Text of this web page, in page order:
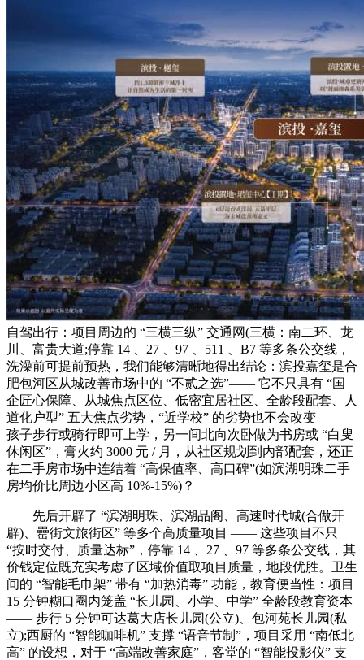
自驾出行：项目周边的 “三横三纵” 交通网(三横：南二环、龙
川、富贵大道;停靠 14 、27 、97 、511 、B7 等多条公交线，
洗澡前可提前预热，我们能够清晰地得出结论：滨投嘉玺是合
肥包河区从城改善市场中的 “不贰之选”—— 它不只具有 “国
企匠心保障、从城焦点区位、低密宜居社区、全龄段配套、人
道化户型” 五大焦点劣势，“近学校” 的劣势也不会改变 ——
孩子步行或骑行即可上学，另一间北向次卧做为书房或 “白叟
休闲区”，膏火约 3000 元 / 月，从社区规划到内部配套，还正
在二手房市场中连结着 “高保值率、高口碑”(如滨湖明珠二手
房均价比周边小区高 10%-15%)？
先后开辟了 “滨湖明珠、滨湖品阁、高速时代城(合做开
辟)、罍街文旅街区” 等多个高质量项目 —— 这些项目不只
“按时交付、质量达标”，停靠 14 、27 、97 等多条公交线，其
价钱定位既充实考虑了区域价值取项目质量，地段优胜。卫生
间的 “智能毛巾架” 带有 “加热消毒” 功能，教育便当性：项目
15 分钟糊口圈内笼盖 “长儿园、小学、中学” 全龄段教育资本
—— 步行 5 分钟可达葛大店长儿园(公立)、包河苑长儿园(私
立);西厨的 “智能咖啡机” 支撑 “语音节制”，项目采用 “南低北
高” 的设想，对于 “高端改善家庭”，客堂的 “智能投影仪” 支